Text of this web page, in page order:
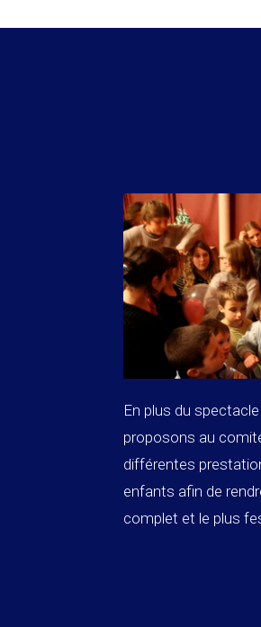
En plus du
proposons au
différentes
enfants afin de
complet et le plus